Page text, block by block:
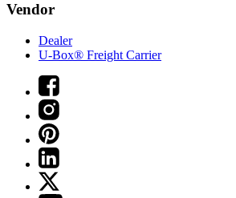
Vendor
Dealer
U-Box® Freight Carrier